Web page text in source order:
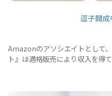
逗子開
Amazonのアソシエイトとして
ト』は適格販売により収入を得て